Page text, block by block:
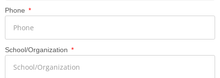
Phone
School/Organization